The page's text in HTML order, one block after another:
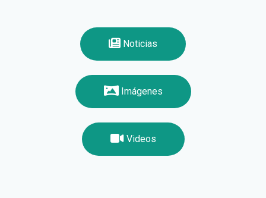
Noticias
Imágenes
Videos